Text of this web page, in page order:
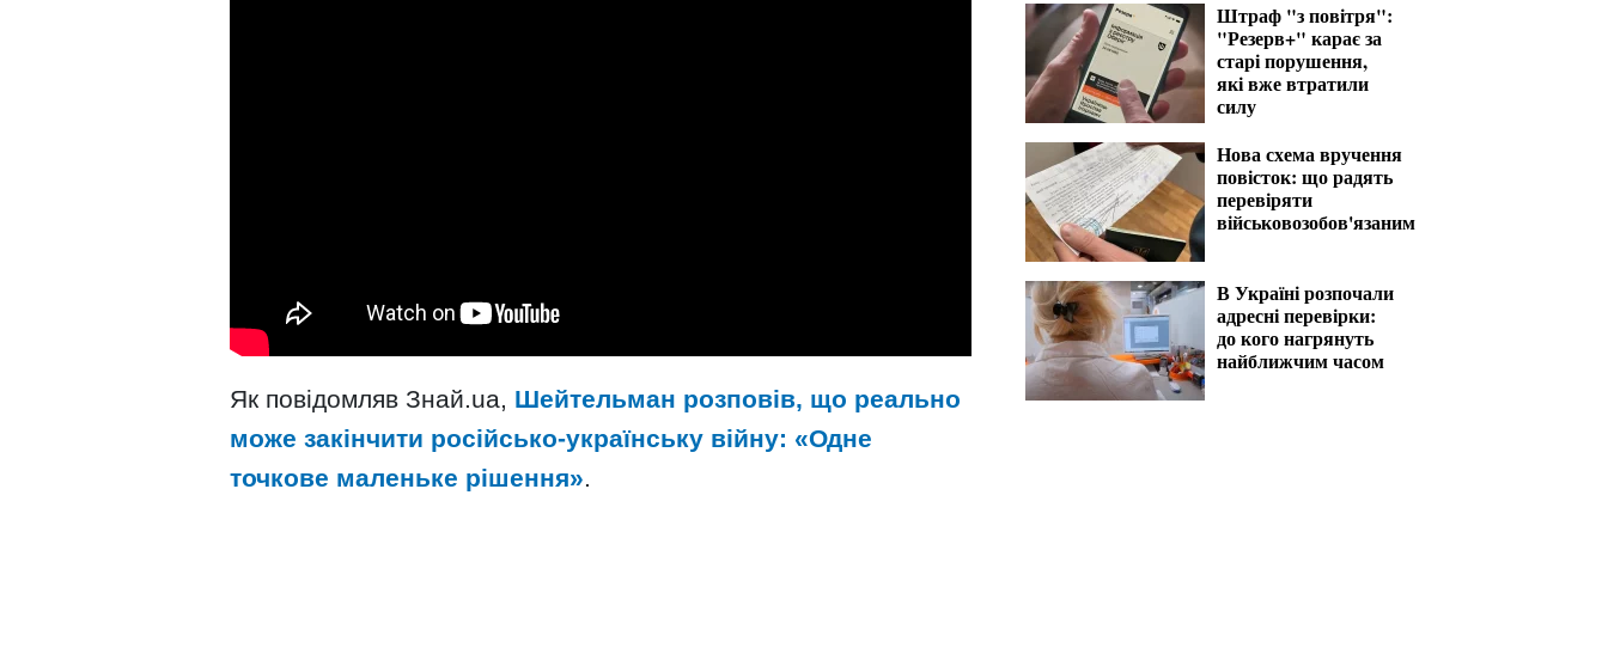
Як повідомляв Знай.ua, Шейтельман розповів, що реально
може закінчити російсько-українську війну: «Одне
точкове маленьке рішення».
Штраф "з повітря":
"Резерв+" карає за
старі порушення,
які вже втратили
силу
Нова схема вручення
повісток: що радять
перевіряти
військовозобов'язаним
В Україні розпочали
адресні перевірки:
до кого нагрянуть
найближчим часом